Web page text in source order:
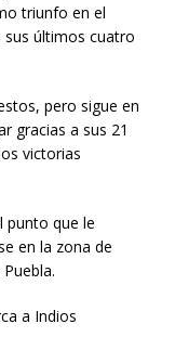
triunfo en el
sus últimos cuatro
pero sigue en
gracias a sus 21
victorias
punto que le
en la zona de
a Indios